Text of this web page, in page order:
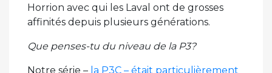
Horrion avec qui les Laval ont de grosses
affinités depuis plusieurs générations.
Que penses-tu du niveau de la P3?
Notre série – la P3C – était particulièrement